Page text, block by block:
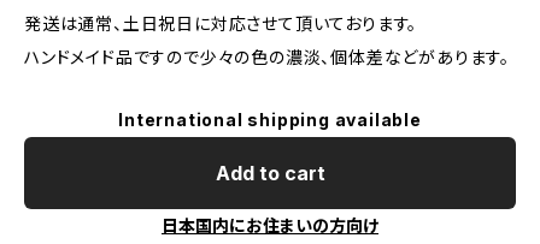
発送は通常、土日祝日に対応させて頂いております。
ハンドメイド品ですので少々の色の濃淡、個体差などがあります。
International shipping available
Add to cart
日本国内にお住まいの方向け